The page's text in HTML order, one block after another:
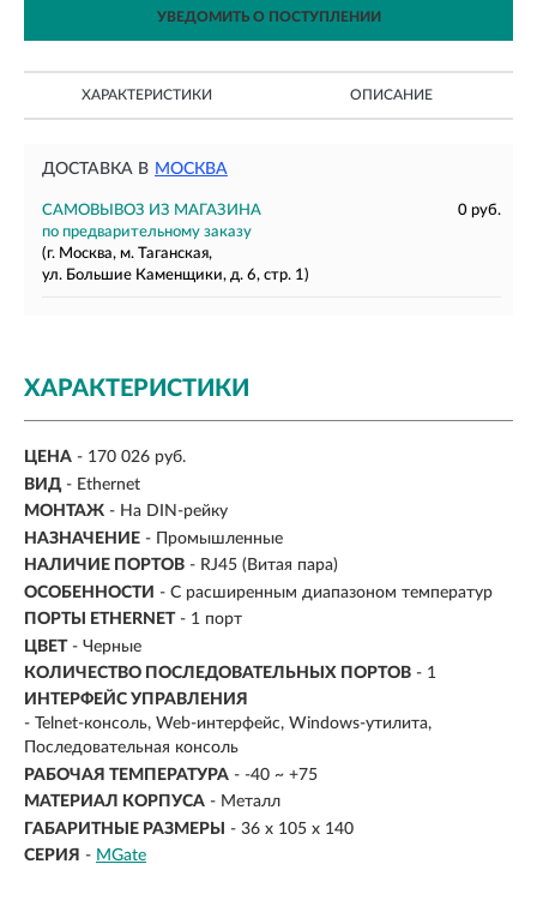
УВЕДОМИТЬ О ПОСТУПЛЕНИИ
ХАРАКТЕРИСТИКИ ОПИСАНИЕ
ДОСТАВКА В МОСКВА
САМОВЫВОЗ ИЗ МАГАЗИНА
0 руб.
по предварительному заказу
(г. Москва, м. Таганская,
ул. Большие Каменщики, д. 6, стр. 1)
ХАРАКТЕРИСТИКИ
ЦЕНА - 170 026 руб.
ВИД - Ethernet
МОНТАЖ - На DIN-рейку
НАЗНАЧЕНИЕ - Промышленные
НАЛИЧИЕ ПОРТОВ - RJ45 (Витая пара)
ОСОБЕННОСТИ - С расширенным диапазоном температур
ПОРТЫ ETHERNET - 1 порт
ЦВЕТ - Черные
КОЛИЧЕСТВО ПОСЛЕДОВАТЕЛЬНЫХ ПОРТОВ - 1
ИНТЕРФЕЙС УПРАВЛЕНИЯ
- Telnet-консоль, Web-интерфейс, Windows-утилита,
Последовательная консоль
РАБОЧАЯ ТЕМПЕРАТУРА - -40 ~ +75
МАТЕРИАЛ КОРПУСА - Металл
ГАБАРИТНЫЕ РАЗМЕРЫ
- 36 x 105 x 140
СЕРИЯ - MGate